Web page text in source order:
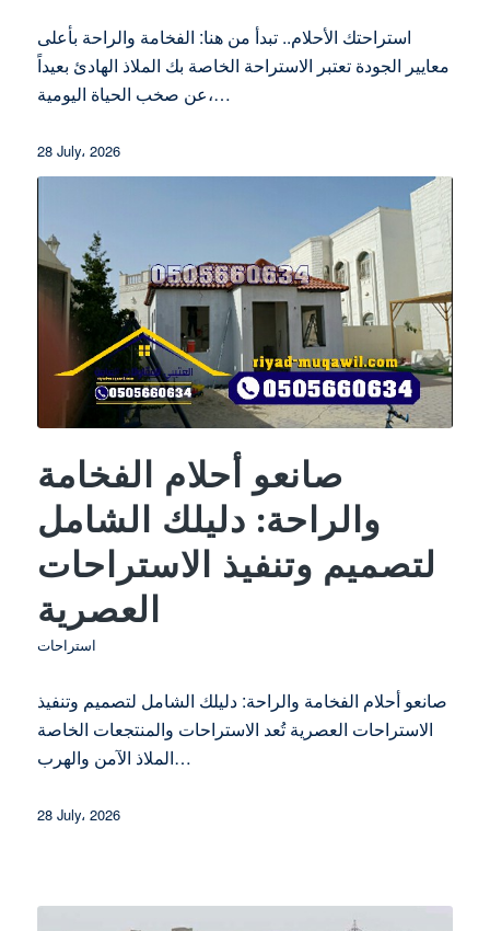
استراحتك الأحلام.. تبدأ من هنا: الفخامة والراحة بأعلى
معايير الجودة تعتبر الاستراحة الخاصة بك الملاذ الهادئ بعيداً
عن صخب الحياة اليومية،…
28 July، 2026
صانعو أحلام الفخامة
والراحة: دليلك الشامل
لتصميم وتنفيذ الاستراحات
العصرية
استراحات
صانعو أحلام الفخامة والراحة: دليلك الشامل لتصميم وتنفيذ
الاستراحات العصرية تُعد الاستراحات والمنتجعات الخاصة
الملاذ الآمن والهرب…
28 July، 2026